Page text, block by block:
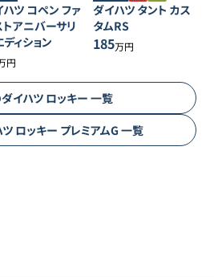
ハツ コペン ファ
トアニバーサリ
ィション
円
ダイハツ タント カス
タムRS
185万円
ダイハツ ロッキー 一覧
ロッキー プレミアムG 一覧